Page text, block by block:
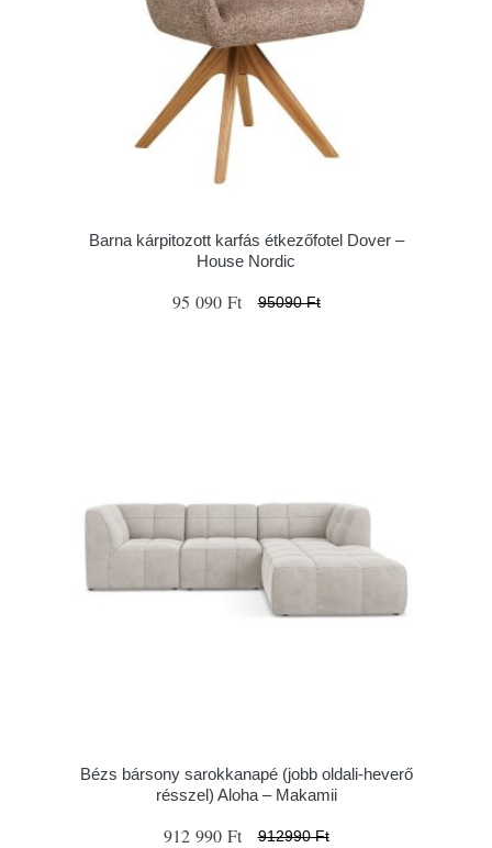
Barna kárpitozott karfás étkezőfotel Dover –
House Nordic
95 090 Ft 95090 Ft
Bézs bársony sarokkanapé (jobb oldali-heverő
résszel) Aloha – Makamii
912 990 Ft 912990 Ft